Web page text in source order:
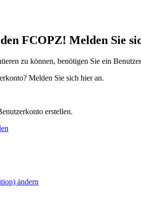
FCOPZ! Melden Sie
zu können, benötigen Sie ein
Melden Sie sich hier an.
erstellen.
ändern